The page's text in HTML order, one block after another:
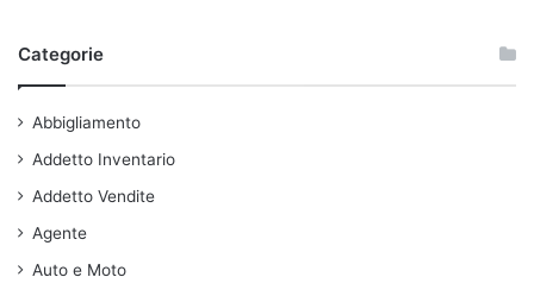
Categorie
Abbigliamento
Addetto Inventario
Addetto Vendite
Agente
Auto e Moto